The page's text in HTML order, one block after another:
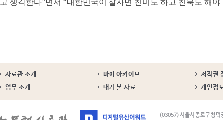
고 생각한다”면서 “대한민국이 살자면 친미도 하고 친북도 해야
사료관 소개 마이 아카이브
저작권
업무 소개
내가 본 사료 개인정
(03057) 서울시 종로구 창덕